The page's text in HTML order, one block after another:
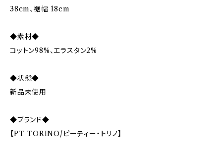
38cm、裾幅 18cm
◆素材◆
コットン98%、エラスタン2%
◆状態◆
新品未使用
◆ブランド◆
【PT TORINO/ピーティー・トリノ】